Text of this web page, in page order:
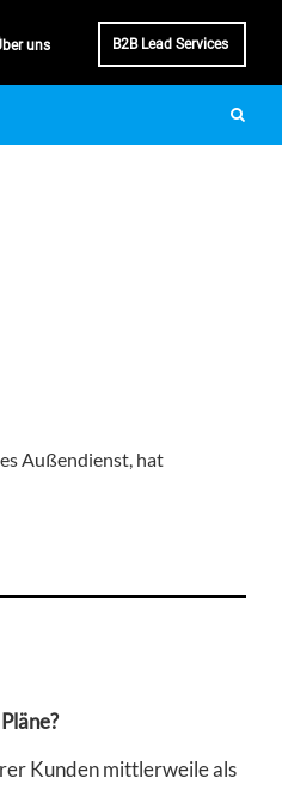
uns B2B Lead Services
IT &
Außendienst, hat
Kunden mittlerweile als